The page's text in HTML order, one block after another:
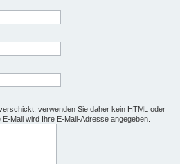
verwenden Sie daher kein HTML oder
Mail wird Ihre E-Mail-Adresse angegeben.